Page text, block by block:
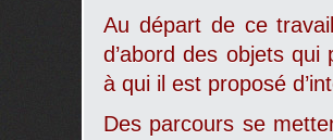
Au départ de ce
d’abord des objets
à qui il est proposé
Des parcours se